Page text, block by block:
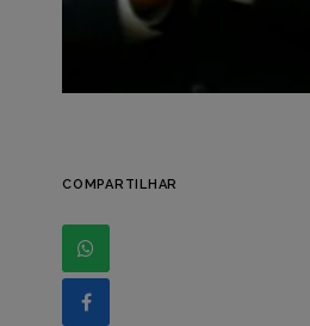
COMPARTILHAR